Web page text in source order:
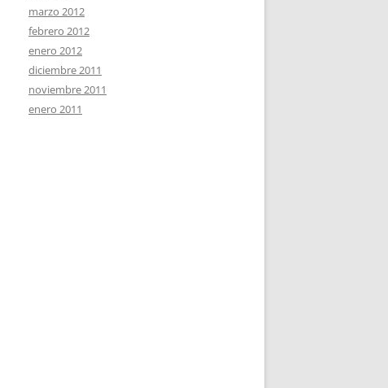
marzo 2012
febrero 2012
enero 2012
diciembre 2011
noviembre 2011
enero 2011